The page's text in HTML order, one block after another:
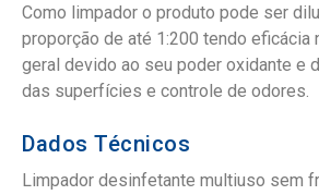
Como limpador o produto pode ser
proporção de até 1:200 tendo eficácia
geral devido ao seu poder oxidante e
das superfícies e controle de odores.
Dados Técnicos
Limpador desinfetante multiuso sem